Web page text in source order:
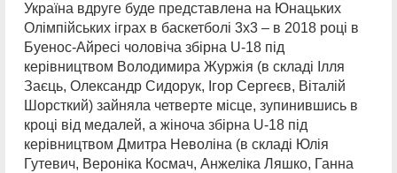
Україна вдруге буде представлена на Юнацьких
Олімпійських іграх в баскетболі 3х3 – в 2018 році в
Буенос-Айресі чоловіча збірна U-18 під
керівництвом Володимира Журжія (в складі Ілля
Заєць, Олександр Сидорук, Ігор Сергеєв, Віталій
Шорсткий) зайняла четверте місце, зупинившись в
кроці від медалей, а жіноча збірна U-18 під
керівництвом Дмитра Неволіна (в складі Юлія
Гутевич, Вероніка Космач, Анжеліка Ляшко, Ганна